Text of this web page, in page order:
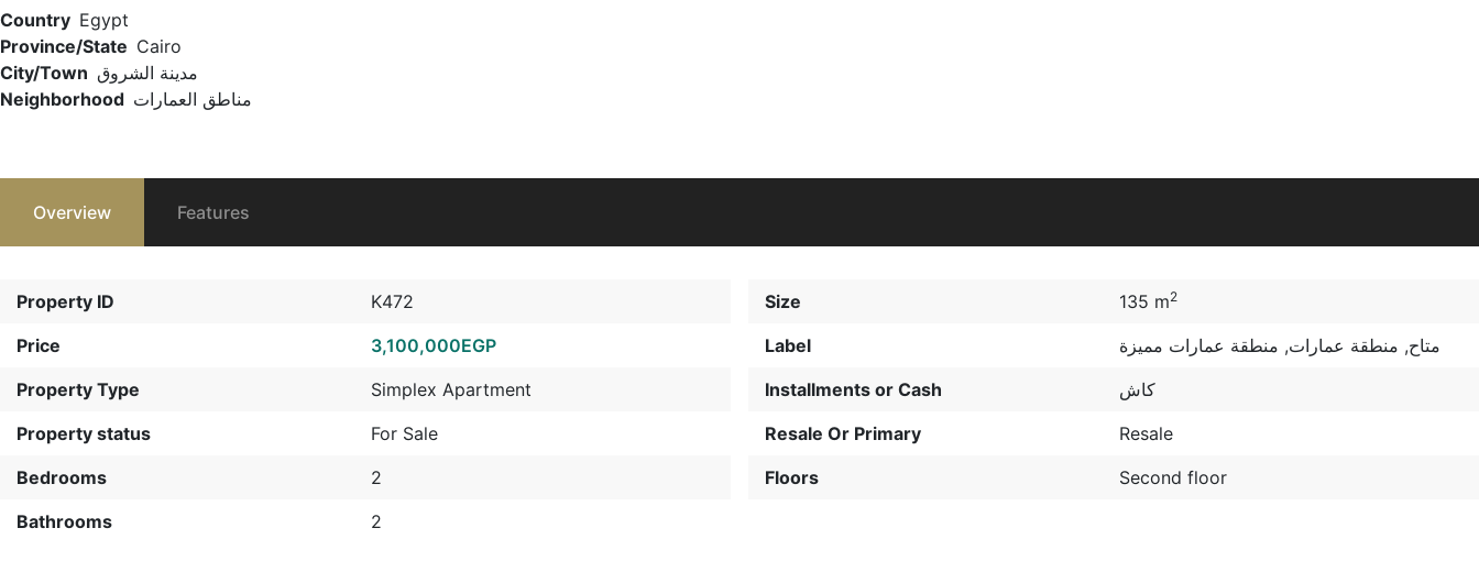
Country Egypt
Province/State Cairo
City/Town مدينة الشروق
Neighborhood مناطق العمارات
Overview Features
Property ID
K472
Price
3,100,000EGP
Property Type
Simplex Apartment
Property status
For Sale
Bedrooms
2
Bathrooms
2
Size 135 m2
Label متاح, منطقة عمارات, منطقة عمارات مميزة
Installments or Cash
كاش
Resale Or Primary
Resale
Floors
Second floor